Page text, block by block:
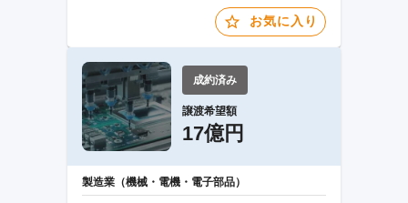
お気に入り
成約済み
譲渡希望額
17億円
製造業（機械・電機・電子部品）